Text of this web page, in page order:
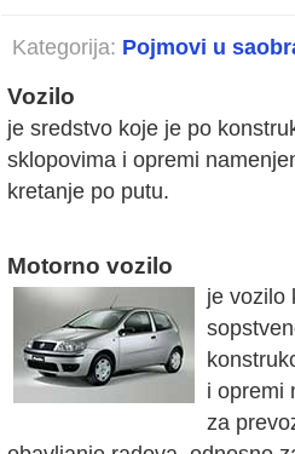
Kategorija: Pojmovi u
Vozilo
je sredstvo koje je po
sklopovima i opremi
kretanje po putu.
Motorno vozilo
je vozilo
i opremi
za